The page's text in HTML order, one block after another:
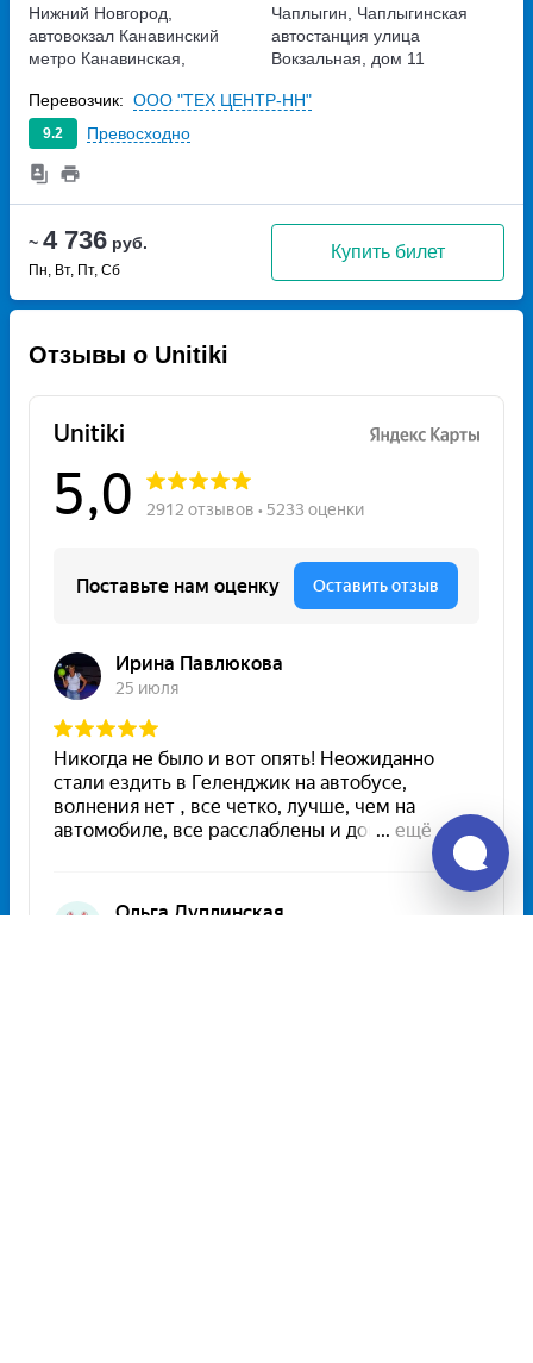
~ 4 736 руб.
Пн, Вт, Пт, Сб
Купить билет
Нижний Новгород,
автовокзал Канавинский
метро Канавинская,
Чаплыгин, Чаплыгинская
автостанция улица
Вокзальная, дом 11
9.2 Превосходно
Перевозчик: ООО "ТЕХ ЦЕНТР-НН"
Отзывы о Unitiki